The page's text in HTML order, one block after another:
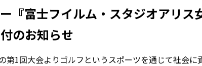
『富士フイルム・スタジオアリス
のお知らせ
第1回大会よりゴルフというスポーツを通じて社会に